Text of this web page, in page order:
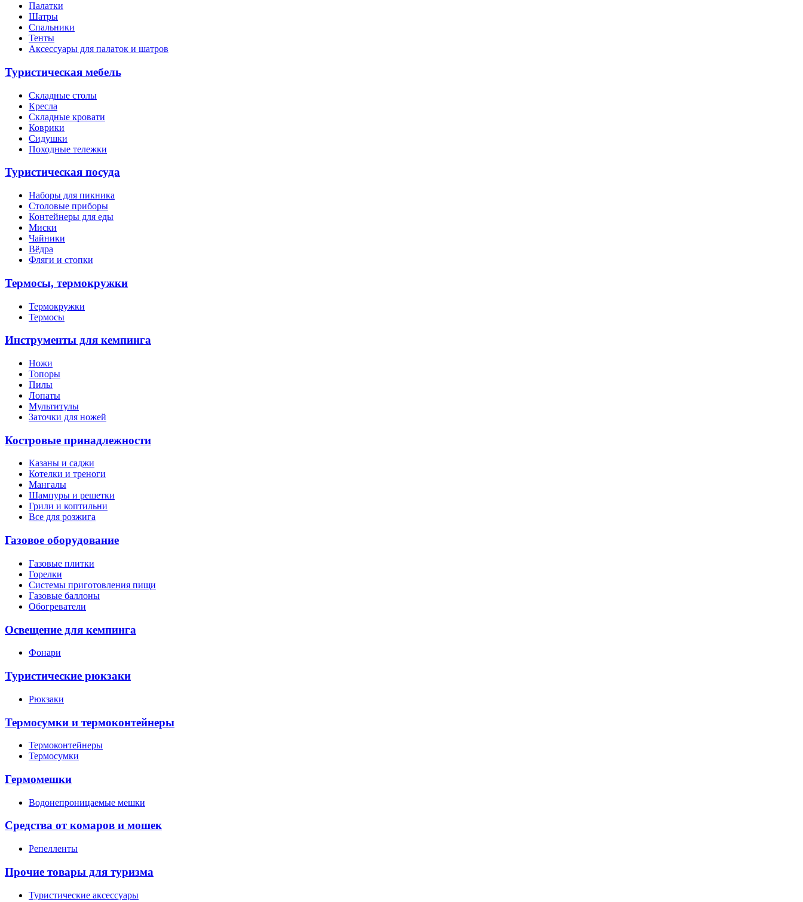
Палатки
Шатры
Спальники
Тенты
Аксессуары для палаток и шатров
Туристическая мебель
Складные столы
Кресла
Складные кровати
Коврики
Сидушки
Походные тележки
Туристическая посуда
Наборы для пикника
Столовые приборы
Контейнеры для еды
Миски
Чайники
Вёдра
Фляги и стопки
Термосы, термокружки
Термокружки
Термосы
Инструменты для кемпинга
Ножи
Топоры
Пилы
Лопаты
Мультитулы
Заточки для ножей
Костровые принадлежности
Казаны и саджи
Котелки и треноги
Мангалы
Шампуры и решетки
Грили и коптильни
Все для розжига
Газовое оборудование
Газовые плитки
Горелки
Системы приготовления пищи
Газовые баллоны
Обогреватели
Освещение для кемпинга
Фонари
Туристические рюкзаки
Рюкзаки
Термосумки и термоконтейнеры
Термоконтейнеры
Термосумки
Гермомешки
Водонепроницаемые мешки
Средства от комаров и мошек
Репелленты
Прочие товары для туризма
Туристические аксессуары